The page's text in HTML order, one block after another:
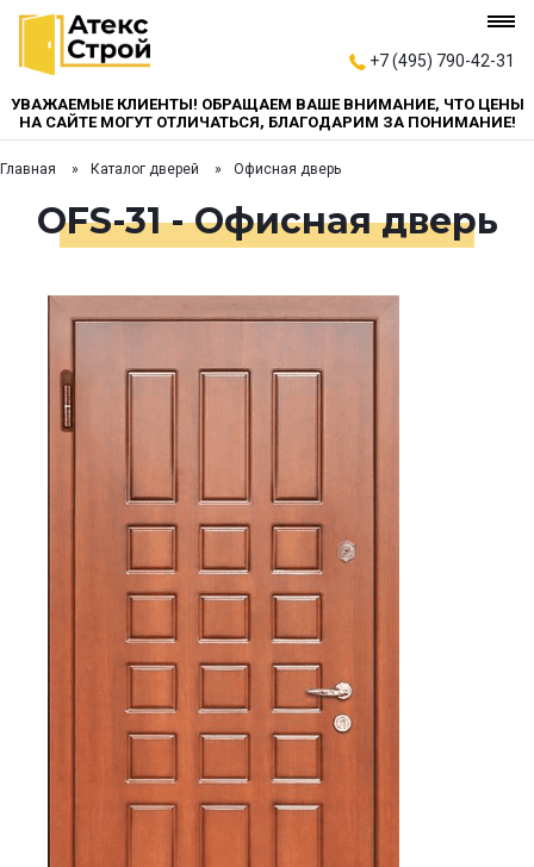
+7 (495) 790-42-31
УВАЖАЕМЫЕ КЛИЕНТЫ! ОБРАЩАЕМ ВАШЕ ВНИМАНИЕ, ЧТО ЦЕНЫ
НА САЙТЕ МОГУТ ОТЛИЧАТЬСЯ, БЛАГОДАРИМ ЗА ПОНИМАНИЕ!
Главная Каталог дверей Офисная дверь
OFS-31 - Офисная дверь